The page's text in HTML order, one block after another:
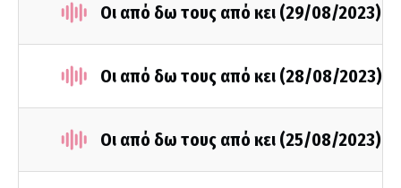
Οι από δω τους από κει (29/08/2023)
Οι από δω τους από κει (28/08/2023)
Οι από δω τους από κει (25/08/2023)